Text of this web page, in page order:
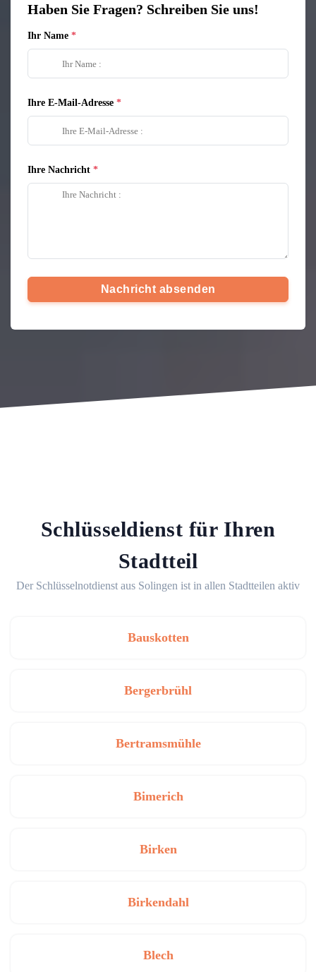
Haben Sie Fragen? Schreiben Sie uns!
Ihr Name
Ihre E-Mail-Adresse
Ihre Nachricht
Nachricht absenden
Schlüsseldienst für Ihren
Stadtteil
Der Schlüsselnotdienst aus Solingen ist in allen Stadtteilen aktiv
Bauskotten
Bergerbrühl
Bertramsmühle
Bimerich
Birken
Birkendahl
Blech